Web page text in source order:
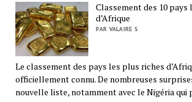
Classement des 10 pays
d’Afrique
PAR VALAIRE S
Le classement des pays les plus riches
officiellement connu. De nombreuses
nouvelle liste, notamment avec le Nigéria qui